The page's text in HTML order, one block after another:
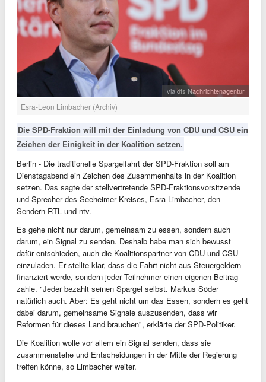
via dts Nachrichtenagentur
Esra-Leon Limbacher (Archiv)
Die SPD-Fraktion will mit der Einladung von CDU und CSU ein
Zeichen der Einigkeit in der Koalition setzen.
Berlin - Die traditionelle Spargelfahrt der SPD-Fraktion soll am
Dienstagabend ein Zeichen des Zusammenhalts in der Koalition
setzen. Das sagte der stellvertretende SPD-Fraktionsvorsitzende
und Sprecher des Seeheimer Kreises, Esra Limbacher, den
Sendern RTL und ntv.
Es gehe nicht nur darum, gemeinsam zu essen, sondern auch
darum, ein Signal zu senden. Deshalb habe man sich bewusst
dafür entschieden, auch die Koalitionspartner von CDU und CSU
einzuladen. Er stellte klar, dass die Fahrt nicht aus Steuergeldern
finanziert werde, sondern jeder Teilnehmer einen eigenen Beitrag
zahle. "Jeder bezahlt seinen Spargel selbst. Markus Söder
natürlich auch. Aber: Es geht nicht um das Essen, sondern es geht
dabei darum, gemeinsame Signale auszusenden, dass wir
Reformen für dieses Land brauchen", erklärte der SPD-Politiker.
Die Koalition wolle vor allem ein Signal senden, dass sie
zusammenstehe und Entscheidungen in der Mitte der Regierung
treffen könne, so Limbacher weiter.